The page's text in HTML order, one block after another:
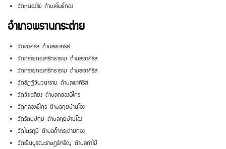
วัดหนองไผ่ ตำบลโพธิ์ทอง
อำเภอพรานกระต่าย
วัดเขาคีรีส ตำบลเขาคีริส
วัดทรายทองศรัทธาราม ตำบลเขาคีริส
วัดทรายทองศรัทธาราม ตำบลเขาคีริส
วัดลัฏฐิวันวนาราม ตำบลเขาคีริส
วัดวังเฉลียง ตำบลคลองพิไกร
วัดคลองพิไกร ตำบลคุยบ้านโอง
วัดรัตนปทุม ตำบลคุยบ้านโอง
วัดไตรภูมิ ตำบลถ้ำกระต่ายทอง
วัดเย็นบูรณะราษฎร์เจริญ ตำบลท่าไม้